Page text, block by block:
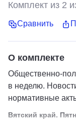
Комплект из 2
Сравнить
О комплекте
Общественно-
в неделю.
нормативные
Вятский край.